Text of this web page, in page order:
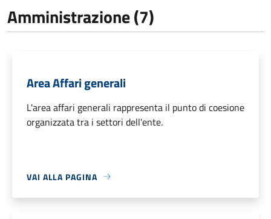
Amministrazione (7)
Area Affari generali
L'area affari generali rappresenta il punto di coesione
organizzata tra i settori dell'ente.
VAI ALLA PAGINA